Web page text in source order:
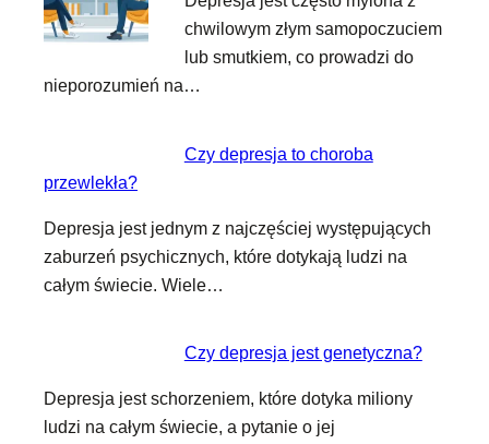
chwilowym złym samopoczuciem
lub smutkiem, co prowadzi do
nieporozumień na…
Czy depresja to choroba
przewlekła?
Depresja jest jednym z najczęściej występujących
zaburzeń psychicznych, które dotykają ludzi na
całym świecie. Wiele…
Czy depresja jest genetyczna?
Depresja jest schorzeniem, które dotyka miliony
ludzi na całym świecie, a pytanie o jej